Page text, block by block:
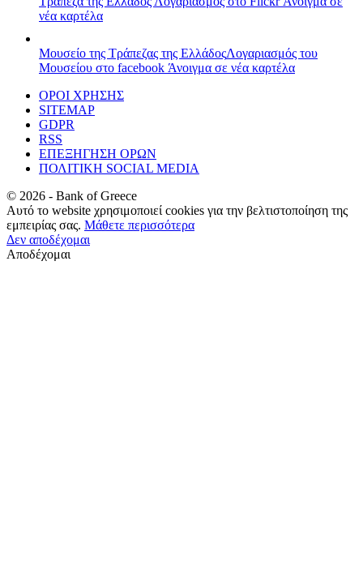
νέα καρτέλα
Μουσείο της Τράπεζας της ΕλλάδοςΛογαριασμός του
Μουσείου στο facebook Άνοιγμα σε νέα καρτέλα
ΟΡΟΙ ΧΡΗΣΗΣ
SITEMAP
GDPR
RSS
ΕΠΕΞΗΓΗΣΗ ΟΡΩΝ
ΠΟΛΙΤΙΚΗ SOCIAL MEDIA
© 2026 - Bank of Greece
Αυτό το website χρησιμοποιεί cookies για την βελτιστοποίηση της
εμπειρίας σας. Μάθετε περισσότερα
Δεν αποδέχομαι
Αποδέχομαι